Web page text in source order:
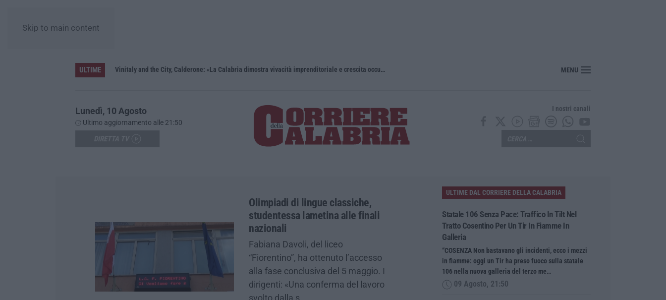
Skip to main content
ULTIME Vinitaly and the City, Calderone: «La Calabria dimostra vivacità imprenditoriale e crescita occupazionale» MENU
Lunedì, 10 Agosto
Ultimo aggiornamento alle 21:50
I nostri canali
Olimpiadi di lingue classiche,
studentessa lametina alle finali
nazionali
Fabiana Davoli, del liceo
“Fiorentino”, ha ottenuto l’accesso
alla fase conclusiva del 5 maggio. I
dirigenti: «Una conferma del lavoro
svolto dalla s…
ULTIME DAL CORRIERE DELLA CALABRIA
Statale 106 Senza Pace: Traffico In Tilt Nel
Tratto Cosentino Per Un Tir In Fiamme In
Galleria
“COSENZA Non bastavano gli incidenti, ecco i mezzi
in fiamme: oggi un Tir ha preso fuoco sulla statale
106 nella nuova galleria del terzo me…
09 Agosto, 21:50